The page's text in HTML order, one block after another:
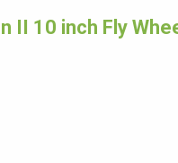
II 10 inch Fly